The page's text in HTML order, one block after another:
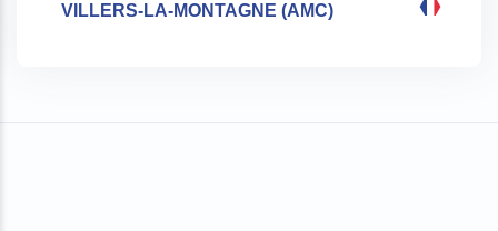
VILLERS-LA-MONTAGNE (AMC)